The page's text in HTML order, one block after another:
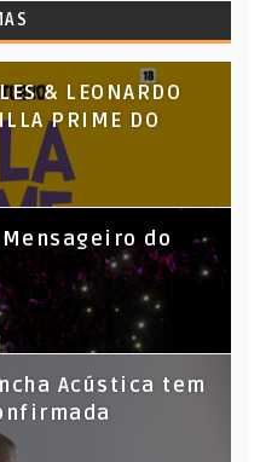
& LEONARDO
PRIME DO
do
Acústica tem